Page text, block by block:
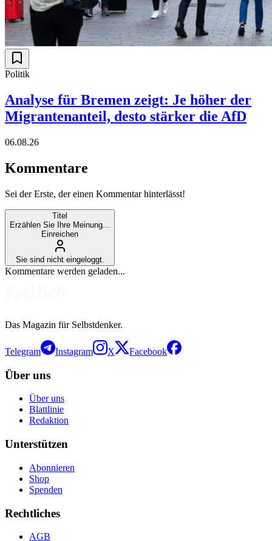
Politik
Analyse für Bremen zeigt: Je höher der
Migrantenanteil, desto stärker die AfD
06.08.26
Kommentare
Sei der Erste, der einen Kommentar hinterlässt!
Titel
Erzählen Sie Ihre Meinung...
Einreichen
Sie sind nicht eingeloggt.
Kommentare werden geladen...
Das Magazin für Selbstdenker.
Telegram Instagram X Facebook
Über uns
Über uns
Blattlinie
Redaktion
Unterstützen
Abonnieren
Shop
Spenden
Rechtliches
AGB